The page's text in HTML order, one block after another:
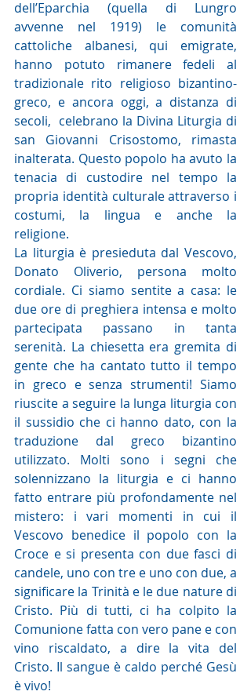
dell’Eparchia (quella di Lungro
avvenne nel 1919) le comunità
cattoliche albanesi, qui emigrate,
hanno potuto rimanere fedeli al
tradizionale rito religioso bizantino-
greco, e ancora oggi, a distanza di
secoli,  celebrano la Divina Liturgia di
san Giovanni Crisostomo, rimasta
inalterata. Questo popolo ha avuto la
tenacia di custodire nel tempo la
propria identità culturale attraverso i
costumi, la lingua e anche la
religione.
La liturgia è presieduta dal Vescovo,
Donato Oliverio, persona molto
cordiale. Ci siamo sentite a casa: le
due ore di preghiera intensa e molto
partecipata passano in tanta
serenità. La chiesetta era gremita di
gente che ha cantato tutto il tempo
in greco e senza strumenti! Siamo
riuscite a seguire la lunga liturgia con
il sussidio che ci hanno dato, con la
traduzione dal greco bizantino
utilizzato. Molti sono i segni che
solennizzano la liturgia e ci hanno
fatto entrare più profondamente nel
mistero: i vari momenti in cui il
Vescovo benedice il popolo con la
Croce e si presenta con due fasci di
candele, uno con tre e uno con due, a
significare la Trinità e le due nature di
Cristo. Più di tutti, ci ha colpito la
Comunione fatta con vero pane e con
vino riscaldato, a dire la vita del
Cristo. Il sangue è caldo perché Gesù
è vivo!